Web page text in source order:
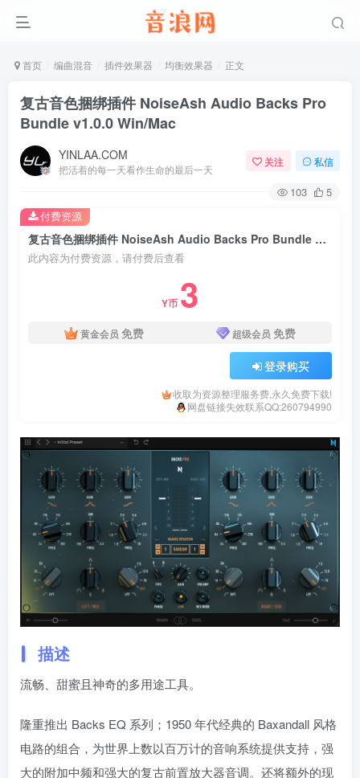
首页 编曲混音 插件效果器 均衡效果器 正文
复古音色捆绑插件 NoiseAsh Audio Backs Pro
Bundle v1.0.0 Win/Mac
YINLAA.COM
把活着的每一天看作生命的最后一天
关注 私信
103 5
复古音色捆绑插件 NoiseAsh Audio Backs Pro Bundle v1.0.0 Win/Mac
此内容为付费资源，请付费后查看
Y币 3
黄金会员 免费 超级会员 免费
登录购买
收取为资源整理服务费,永久免费下载!
网盘链接失效联系QQ:260794990
付费资源
描述
流畅、甜蜜且神奇的多用途工具。
隆重推出 Backs EQ 系列；1950 年代经典的 Baxandall 风格
电路的组合，为世界上数以百万计的音响系统提供支持，强
大的附加中频和强大的复古前置放大器音调。还将额外的现